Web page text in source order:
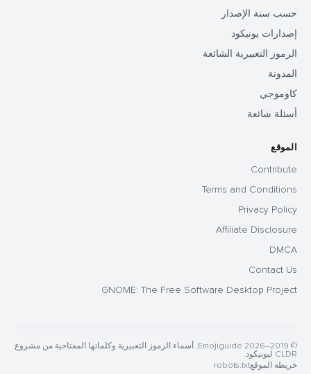
حسب سنة الإصدار
إصدارات يونيكود
الرموز التعبيرية الشائعة
المدونة
كاوموجي
أسئلة شائعة
الموقع
Contribute
Terms and Conditions
Privacy Policy
Affiliate Disclosure
DMCA
Contact Us
GNOME: The Free Software Desktop Project
© 2019–2026 Emojiguide. أسماء الرموز التعبيرية وكلماتها المفتاحية من مشروع
CLDR ليونيكود.
خريطة الموقعrobots.txt